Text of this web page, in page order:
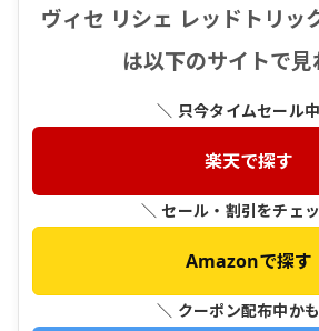
ヴィセ リシェ レッドトリッ
は以下のサイトで見
＼ 只今タイムセール
楽天で探す
＼ セール・割引をチェ
Amazonで探す
＼ クーポン配布中か